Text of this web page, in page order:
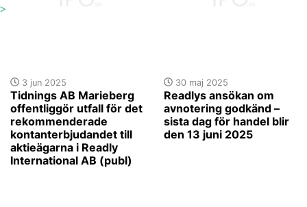
3 jun 2025
Tidnings AB Marieberg
offentliggör utfall för det
rekommenderade
kontanterbjudandet till
aktieägarna i Readly
International AB (publ)
30 maj 2025
Readlys ansökan om
avnotering godkänd –
sista dag för handel blir
den 13 juni 2025